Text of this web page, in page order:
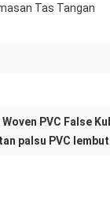
Tas Tangan
Woven PVC False
palsu PVC